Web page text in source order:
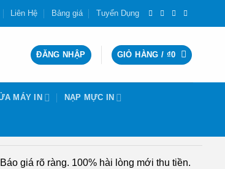
Liên Hệ Bảng giá Tuyển Dụng
ĐĂNG NHẬP GIỎ HÀNG / ₫0
MÁY IN NẠP MỰC IN
giá rõ ràng. 100% hài lòng mới thu tiền.